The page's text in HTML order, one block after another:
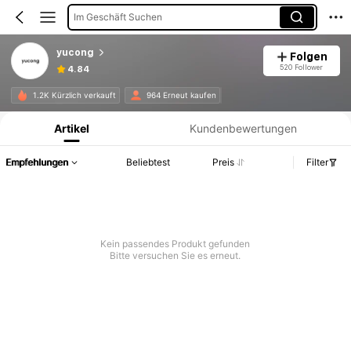
Im Geschäft Suchen
yucong
4.84
Folgen
520 Follower
1.2K Kürzlich verkauft 964 Erneut kaufen
Produktinformation: Preisangabe, Verkaufs- und Lagerbestandsdetails.
Artikel Kundenbewertungen
Empfehlungen Beliebtest Preis Filter
Kein passendes Produkt gefunden
Bitte versuchen Sie es erneut.